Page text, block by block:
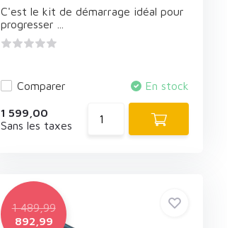
C'est le kit de démarrage idéal pour
progresser ...
Comparer En stock
1 599,00
Sans les taxes
1 489,99
892,99